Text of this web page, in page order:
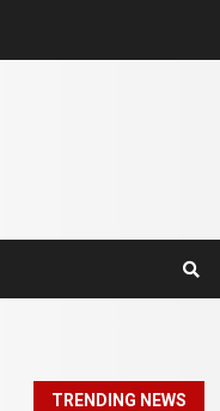
TRENDING NEWS
1
2
Juli